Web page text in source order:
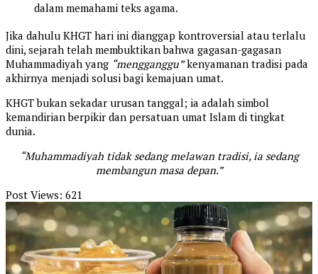
dalam memahami teks agama.
Jika dahulu KHGT hari ini dianggap kontroversial atau terlalu
dini, sejarah telah membuktikan bahwa gagasan-gagasan
Muhammadiyah yang “mengganggu”kenyamanan tradisi pada
akhirnya menjadi solusi bagi kemajuan umat.
KHGT bukan sekadar urusan tanggal; ia adalah simbol
kemandirian berpikir dan persatuan umat Islam di tingkat
dunia.
“Muhammadiyah tidak sedang melawan tradisi, ia sedang
membangun masa depan.”
Post Views: 621